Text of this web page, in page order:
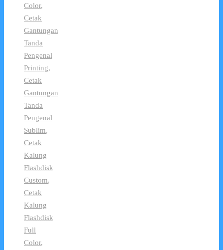
Color,
Cetak
Gantungan
Tanda
Pengenal
Printing,
Cetak
Gantungan
Tanda
Pengenal
Sublim,
Cetak
Kalung
Flashdisk
Custom,
Cetak
Kalung
Flashdisk
Full
Color,